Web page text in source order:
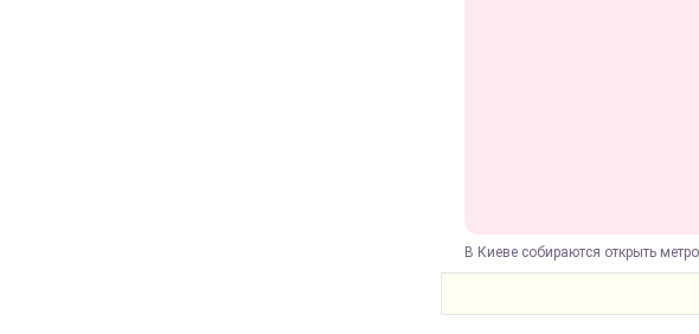
В Киеве собираются открыть